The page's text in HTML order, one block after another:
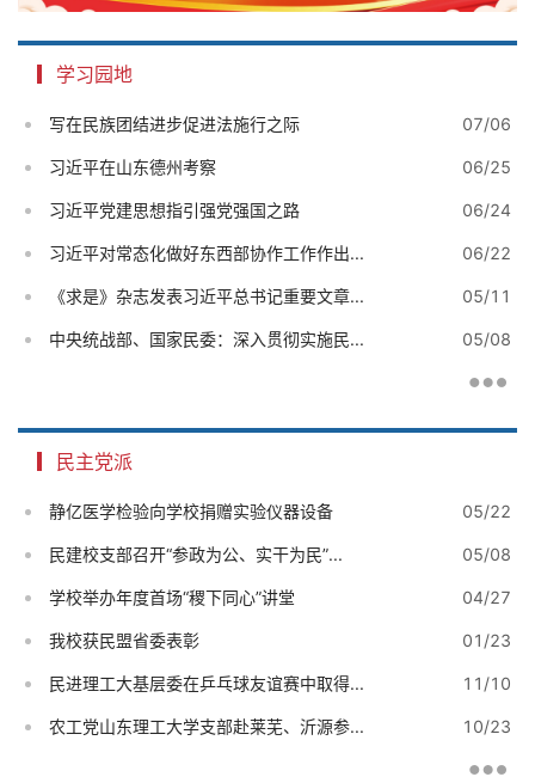
学习园地
写在民族团结进步促进法施行之际 07/06
习近平在山东德州考察 06/25
习近平党建思想指引强党强国之路 06/24
习近平对常态化做好东西部协作工作作出... 06/22
《求是》杂志发表习近平总书记重要文章... 05/11
中央统战部、国家民委：深入贯彻实施民... 05/08
民主党派
静亿医学检验向学校捐赠实验仪器设备 05/22
民建校支部召开“参政为公、实干为民”... 05/08
学校举办年度首场“稷下同心”讲堂 04/27
我校获民盟省委表彰 01/23
民进理工大基层委在乒乓球友谊赛中取得... 11/10
农工党山东理工大学支部赴莱芜、沂源参... 10/23